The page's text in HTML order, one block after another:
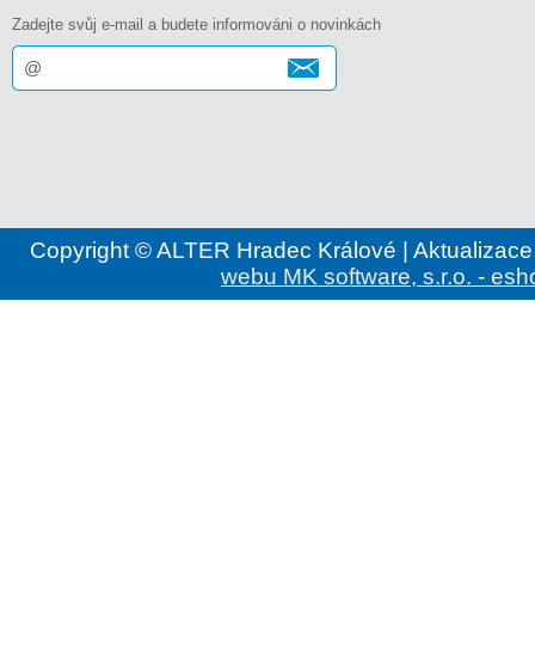
Zadejte svůj e-mail a budete informováni o novinkách
Copyright © ALTER Hradec Králové |
webu MK software, s.r.o. -